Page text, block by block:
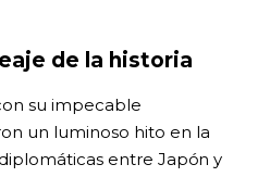
de la historia
su impecable
un luminoso hito en la
entre Japón y